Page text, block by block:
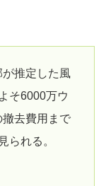
推定した風
そ6000万ウ
去費用まで
られる。